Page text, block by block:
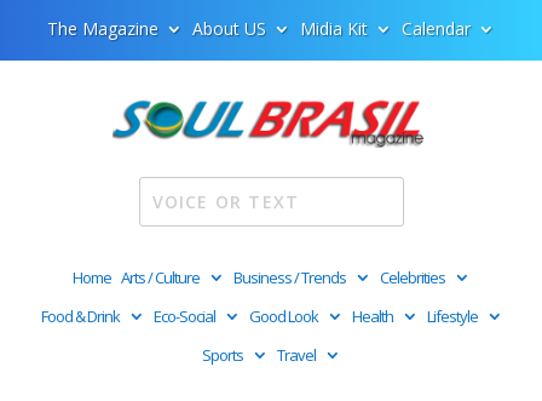
The Magazine About US Midia Kit Calendar
Home Arts / Culture Business / Trends
Celebrities
Food & Drink
Eco-Social Good Look Health
Lifestyle
Sports
Travel